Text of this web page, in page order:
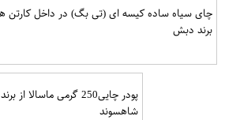
برند دبش
پودر چایی250 گرمی ماسالا از برند
شاهسوند